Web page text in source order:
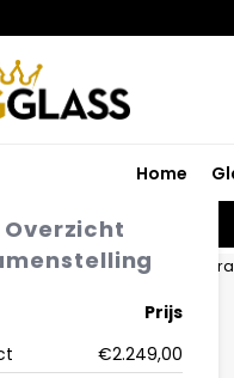
Home
| Polycarbonaat |
Overzicht
Prijs
€2.249,00